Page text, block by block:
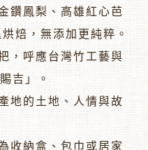
鑽鳳梨、高雄紅心芭
焙，無添加更純粹。
，呼應台灣竹工藝與
吉」。
地的土地、人情與故
收納盒、包巾或居家